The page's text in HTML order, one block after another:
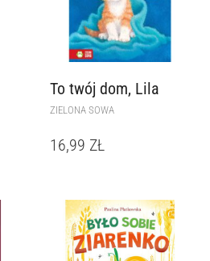
To twój dom, Lila
ZIELONA SOWA
16,99 ZŁ